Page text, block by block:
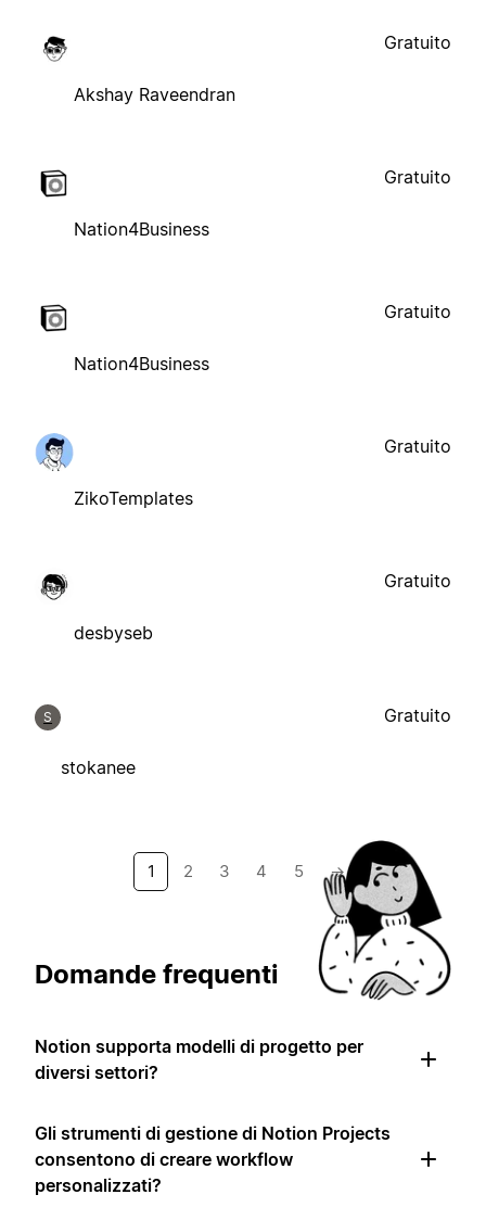
Akshay Raveendran
Gratuito
Nation4Business
Gratuito
Nation4Business
Gratuito
ZikoTemplates
Gratuito
desbyseb
Gratuito
S
stokanee
Gratuito
1 2 3 4 5 →
Domande frequenti
Notion supporta modelli di progetto per
diversi settori?
Gli strumenti di gestione di Notion Projects
consentono di creare workflow
personalizzati?